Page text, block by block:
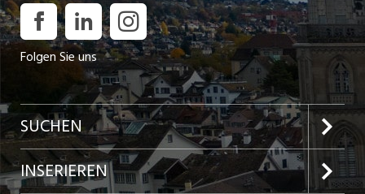
Folgen Sie uns
SUCHEN
Jobs im Kanton Zürich
INSERIEREN